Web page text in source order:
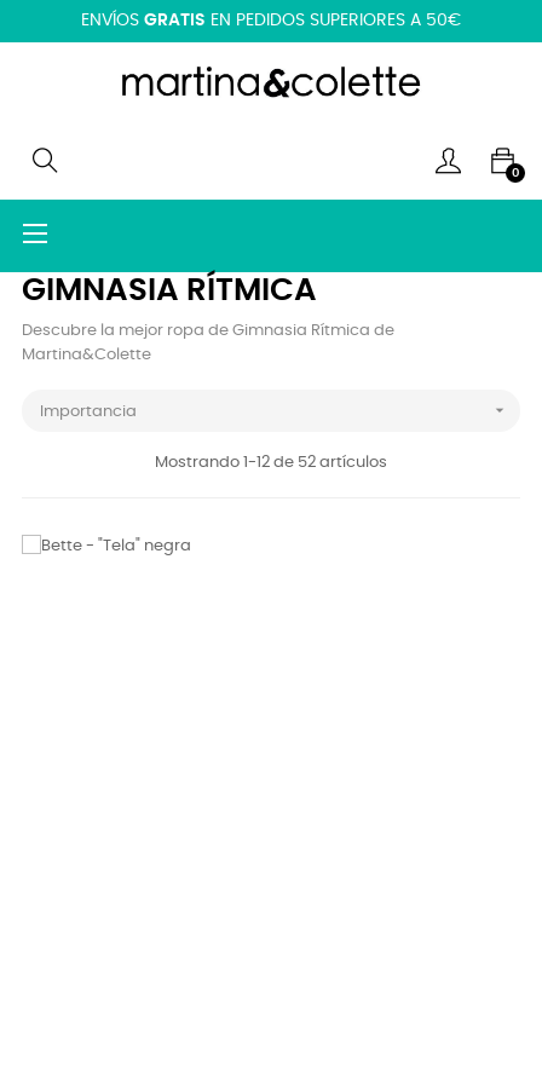
ENVÍOS GRATIS EN PEDIDOS SUPERIORES A 50€
0
Navegación
palanca
☰
GIMNASIA RÍTMICA
Descubre la mejor ropa de Gimnasia Rítmica de
Martina&Colette
Importancia 
Mostrando 1-12 de 52 artículos